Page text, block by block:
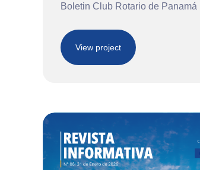
Boletin Club Rotario de Panamá
View project